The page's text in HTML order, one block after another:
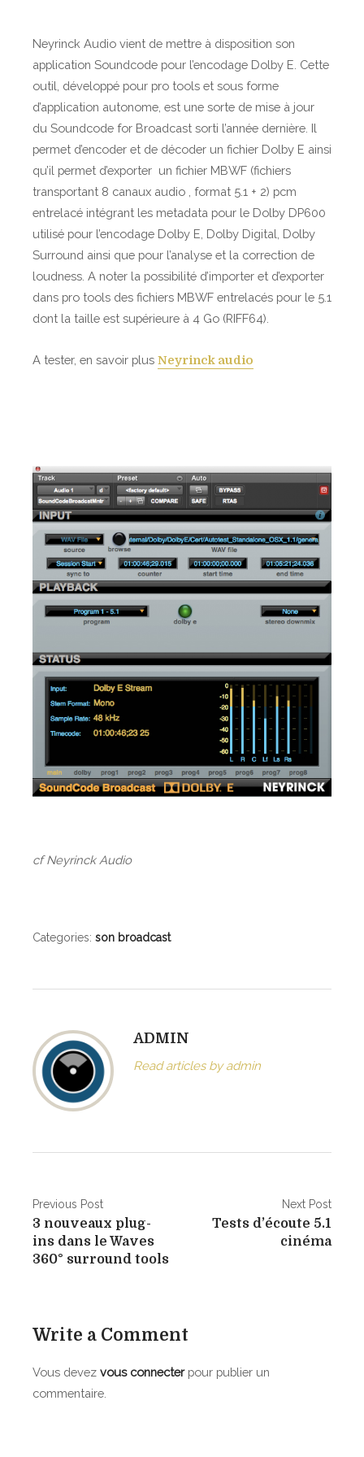
Neyrinck Audio vient de mettre à disposition son
application Soundcode pour l’encodage Dolby E. Cette
outil, développé pour pro tools et sous forme
d’application autonome, est une sorte de mise à jour
du Soundcode for Broadcast sorti l’année dernière. Il
permet d’encoder et de décoder un fichier Dolby E ainsi
qu’il permet d’exporter un fichier MBWF (fichiers
transportant 8 canaux audio , format 5.1 + 2) pcm
entrelacé intégrant les metadata pour le Dolby DP600
utilisé pour l’encodage Dolby E, Dolby Digital, Dolby
Surround ainsi que pour l’analyse et la correction de
loudness. A noter la possibilité d’importer et d’exporter
dans pro tools des fichiers MBWF entrelacés pour le 5.1
dont la taille est supérieure à 4 Go (RIFF64).
A tester, en savoir plus Neyrinck audio
cf Neyrinck Audio
Categories: son broadcast
ADMIN
Read articles by admin
N
a
v
g
t
Previous Post
3 nouveaux plug-
ins dans le Waves
360° surround tools
Next Post
Tests d’écoute 5.1
cinéma
Write a Comment
Vous devez vous connecterpour publier un
commentaire.